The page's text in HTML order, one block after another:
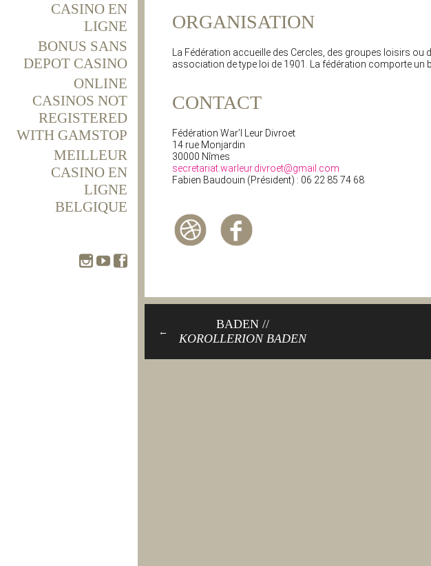
CASINO EN
LIGNE
BONUS SANS
DEPOT CASINO
ONLINE
CASINOS NOT
REGISTERED
WITH GAMSTOP
MEILLEUR
CASINO EN
LIGNE
BELGIQUE
ORGANISATION
La Fédération accueille des Cercles, des groupes loisirs
association de type loi de 1901. La fédération comporte un
CONTACT
Fédération War’l Leur Divroet
14 rue Monjardin
30000 Nîmes
secretariat.warleur.divroet@gmail.com
Fabien Baudouin (Président) : 06 22 85 74 68
←
BADEN //
KOROLLERION BADEN